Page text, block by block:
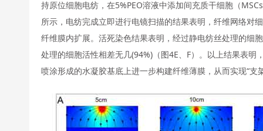
持原位细胞电纺，在5%PEO溶液中添加间充质干细胞（
所示，电纺完成立即进行电镜扫描的结果表明，纤维网络对
纤维膜内扩展。活死染色结果表明，经过静电纺丝处理的细
处理的细胞活性相差无几(94%)（图4E、F）。以上结果表
喷涂形成的水凝胶基底上进一步构建纤维薄膜，从而实现“